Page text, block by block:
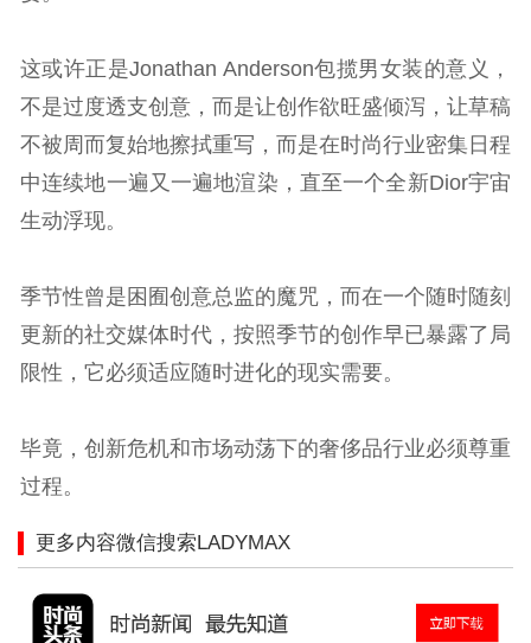
这或许正是Jonathan Anderson包揽男女装的意义，
不是过度透支创意，而是让创作欲旺盛倾泻，让草稿
不被周而复始地擦拭重写，而是在时尚行业密集日程
中连续地一遍又一遍地渲染，直至一个全新Dior宇宙
生动浮现。
季节性曾是困囿创意总监的魔咒，而在一个随时随刻
更新的社交媒体时代，按照季节的创作早已暴露了局
限性，它必须适应随时进化的现实需要。
毕竟，创新危机和市场动荡下的奢侈品行业必须尊重
过程。
更多内容微信搜索LADYMAX